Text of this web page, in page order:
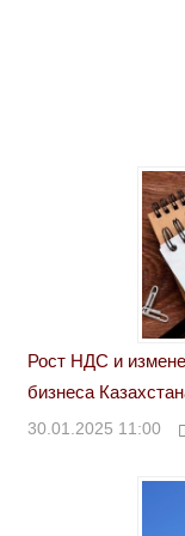
Рост НДС и
бизнеса
30.01.2025 11:00